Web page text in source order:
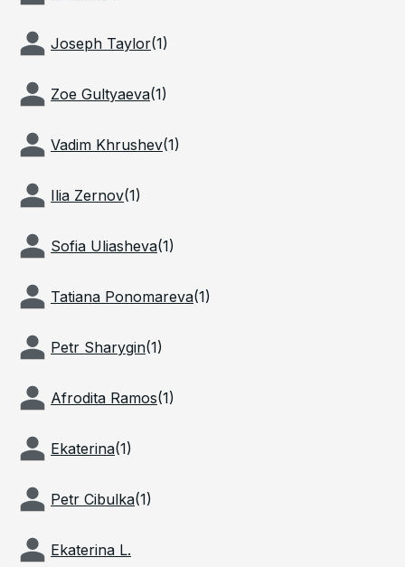
Joseph Taylor(1)
Zoe Gultyaeva(1)
Vadim Khrushev(1)
Ilia Zernov(1)
Sofia Uliasheva(1)
Tatiana Ponomareva(1)
Petr Sharygin(1)
Afrodita Ramos(1)
Ekaterina(1)
Petr Cibulka(1)
Ekaterina L.